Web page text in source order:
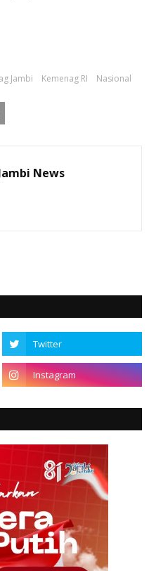
Jambi Kemenag RI Nasional
News